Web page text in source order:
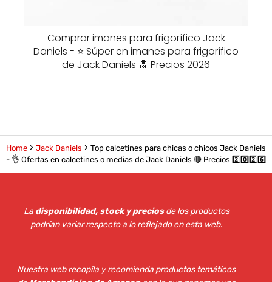
Comprar imanes para frigorífico Jack
Daniels - ⭐️ Súper en imanes para frigorífico
de Jack Daniels 🔝 Precios 2026
Home Jack Daniels
Top calcetines para chicas o chicos Jack Daniels
- 👌 Ofertas en calcetines o medias de Jack Daniels 🔴 Precios 2️⃣0️⃣2️⃣6️⃣
La disponibilidad, stock y preciosde los productos
podrían variar respecto a lo reflejado en esta web.
Nuestra web recopila y recomienda productos temáticos